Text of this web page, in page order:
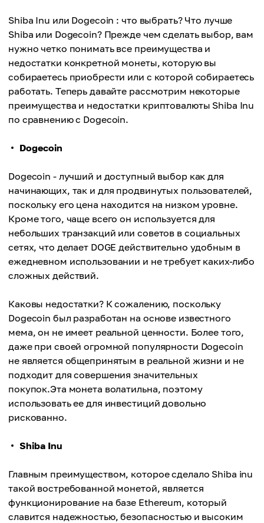
Shiba Inu или Dogecoin : что выбрать? Что лучше
Shiba или Dogecoin? Прежде чем сделать выбор, вам
нужно четко понимать все преимущества и
недостатки конкретной монеты, которую вы
собираетесь приобрести или с которой собираетесь
работать. Теперь давайте рассмотрим некоторые
преимущества и недостатки криптовалюты Shiba Inu
по сравнению с Dogecoin.
Dogecoin
Dogecoin - лучший и доступный выбор как для
начинающих, так и для продвинутых пользователей,
поскольку его цена находится на низком уровне.
Кроме того, чаще всего он используется для
небольших транзакций или советов в социальных
сетях, что делает DOGE действительно удобным в
ежедневном использовании и не требует каких-либо
сложных действий.
Каковы недостатки? К сожалению, поскольку
Dogecoin был разработан на основе известного
мема, он не имеет реальной ценности. Более того,
даже при своей огромной популярности Dogecoin
не является общепринятым в реальной жизни и не
подходит для совершения значительных
покупок.Эта монета волатильна, поэтому
использовать ее для инвестиций довольно
рискованно.
Shiba Inu
Главным преимуществом, которое сделало Shiba inu
такой востребованной монетой, является
функционирование на базе Ethereum, который
славится надежностью, безопасностью и высоким